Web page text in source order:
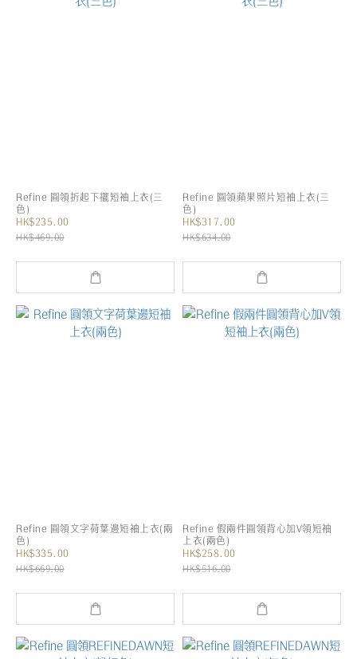
Refine 圓領折起下擺短袖上衣(三
色)
HK$235.00
HK$469.00
Refine 圓領蘋果照片短袖上衣(三
色)
HK$317.00
HK$634.00
Refine 圓領文字荷葉邊短袖上衣(兩
色)
HK$335.00
HK$669.00
Refine 假兩件圓領背心加V領短袖
上衣(兩色)
HK$258.00
HK$516.00